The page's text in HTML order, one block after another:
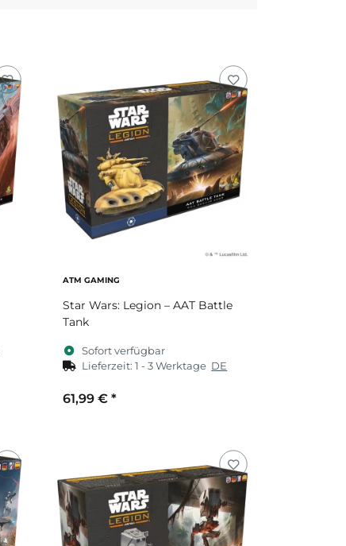
ATM GAMING
Star Wars: Legion – AAT Battle
Tank
Sofort verfügbar
Lieferzeit:1 - 3 Werktage DE
61,99 € *